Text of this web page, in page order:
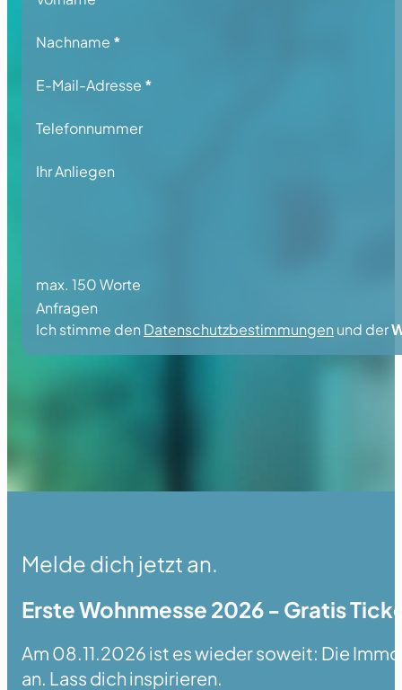
Nachname *
E-Mail-Adresse *
Telefonnummer
Ihr Anliegen
max. 150 Worte
Anfragen
Ich stimme den Datenschutzbestimmungen und der
Melde dich jetzt an.
Erste Wohnmesse 2026 - Gratis
Am 08.11.2026 ist es wieder soweit: Die
an. Lass dich inspirieren.